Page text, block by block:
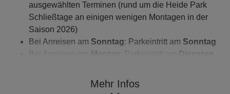
ausgewählten Terminen (rund um die Heide Park
Schließtage an einigen wenigen Montagen in der
Saison 2026)
Bei Anreisen am Sonntag: Parkeintritt am Sonntag
Bei Anreisen am Montag : Parkeintritt am Dienstag
bringen: Rasante Fahrten, thematisierte Erlebniswelten,
Mehr Infos